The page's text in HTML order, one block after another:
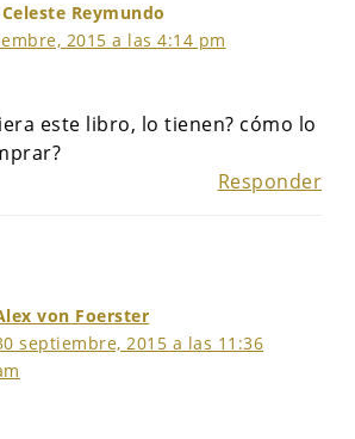
Reymundo
2015 a las 4:14 pm
este libro, lo tienen? cómo lo
Responder
von Foerster
septiembre, 2015 a las 11:36